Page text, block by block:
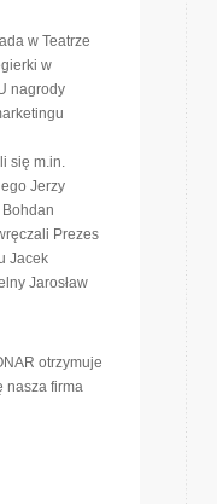
w Teatrze
w
nagrody
się m.in.
Jerzy
Prezes
Jacek
Jarosław
otrzymuje
nasza firma